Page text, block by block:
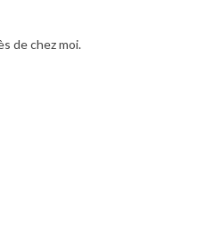
de chez moi.